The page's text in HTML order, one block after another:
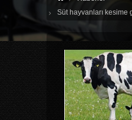
Süt hayvanları kesime